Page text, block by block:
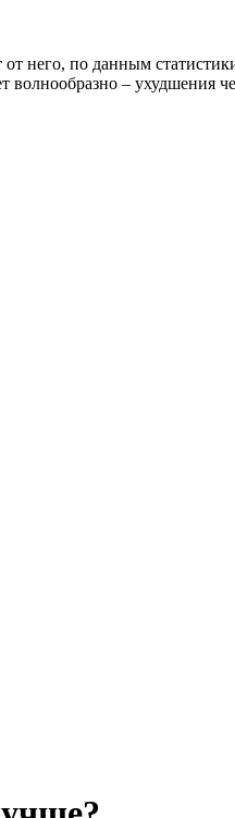
него, по данным
волнообразно – ухудшения